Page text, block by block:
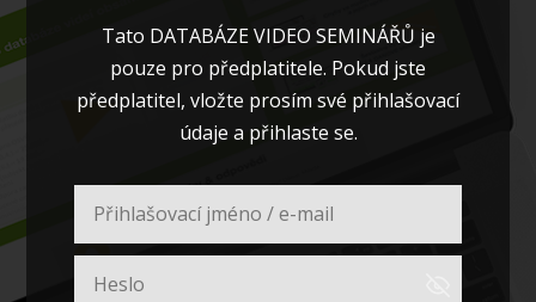
Tato DATABÁZE VIDEO SEMINÁŘŮ je
pouze pro předplatitele. Pokud jste
předplatitel, vložte prosím své přihlašovací
údaje a přihlaste se.